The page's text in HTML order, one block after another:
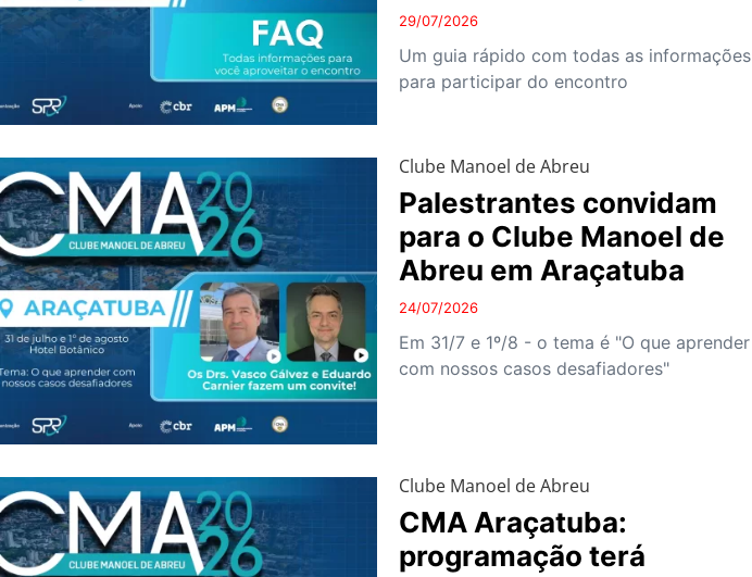
29/07/2026
Um guia rápido com todas as informações
para participar do encontro
Clube Manoel de Abreu
Palestrantes convidam
para o Clube Manoel de
Abreu em Araçatuba
24/07/2026
Em 31/7 e 1º/8 - o tema é "O que aprender
com nossos casos desafiadores"
Clube Manoel de Abreu
CMA Araçatuba:
programação terá